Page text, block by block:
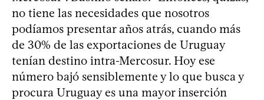
no tiene las necesidades que nosotros
podíamos presentar años atrás, cuando más
de 30% de las exportaciones de Uruguay
tenían destino intra-Mercosur. Hoy ese
número bajó sensiblemente y lo que busca y
procura Uruguay es una mayor inserción